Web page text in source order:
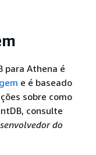
para Athena é
e é baseado
sobre como
consulte
do